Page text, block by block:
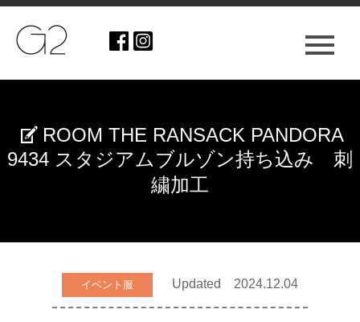
ROOM THE RANSACK PANDORA
9434 スタジアムブルゾン持ち込み 刺
繍加工
イベント服 Updated 2024.12.04